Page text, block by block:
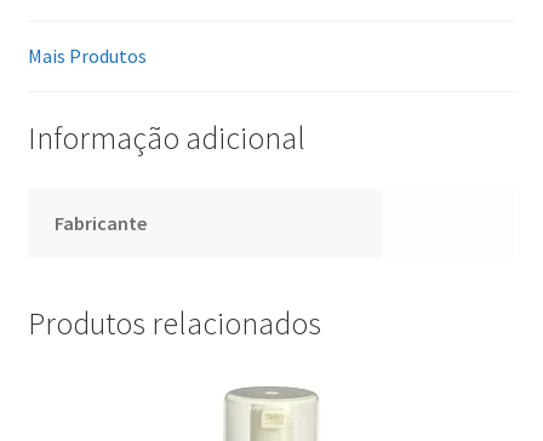
Mais Produtos
Informação adicional
Fabricante
Produtos relacionados